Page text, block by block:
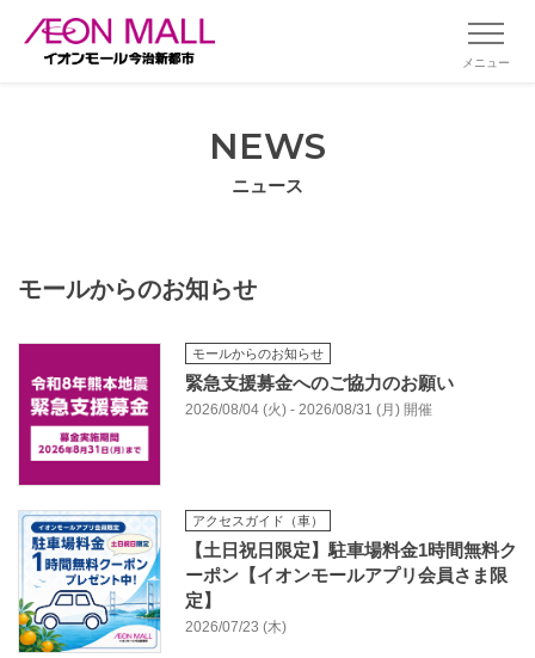
メニュー
NEWS
ニュース
モールからのお知らせ
モールからのお知らせ
緊急支援募金へのご協力のお願い
2026/08/04 (火) - 2026/08/31 (月) 開催
アクセスガイド（車）
【土日祝日限定】駐車場料金1時間無料ク
ーポン【イオンモールアプリ会員さま限
定】
2026/07/23 (木)